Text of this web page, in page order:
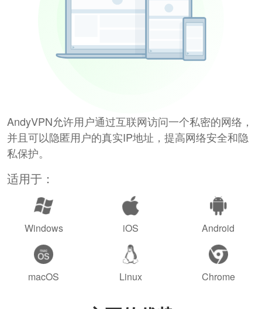
AndyVPN允许用户通过互联网访问一个私密的网络，
并且可以隐匿用户的真实IP地址，提高网络安全和隐
私保护。
适用于：
Windows iOS Android
macOS Linux Chrome